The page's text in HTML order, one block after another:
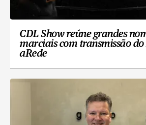
CDL Show reúne grandes
marciais com transmissão
aRede